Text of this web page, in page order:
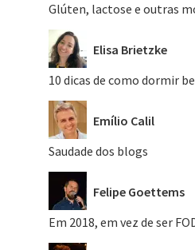
Glúten, lactose e outras
Elisa Brietzke
10 dicas de como dormir
Emílio Calil
Saudade dos blogs
Felipe Goettems
Em 2018, em vez de ser